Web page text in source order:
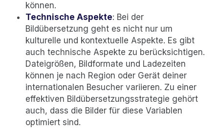
können.
Technische Aspekte: Bei der
Bildübersetzung geht es nicht nur um
kulturelle und kontextuelle Aspekte. Es gibt
auch technische Aspekte zu berücksichtigen.
Dateigrößen, Bildformate und Ladezeiten
können je nach Region oder Gerät deiner
internationalen Besucher variieren. Zu einer
effektiven Bildübersetzungsstrategie gehört
auch, dass die Bilder für diese Variablen
optimiert sind.